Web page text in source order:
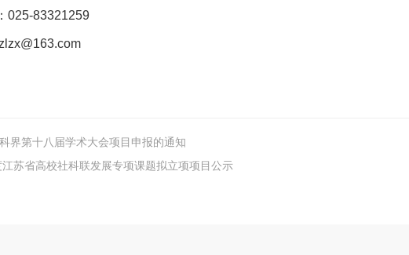
025-83321259
界第十八届学术大会项目申报的通知
苏省高校社科联发展专项课题拟立项项目公示